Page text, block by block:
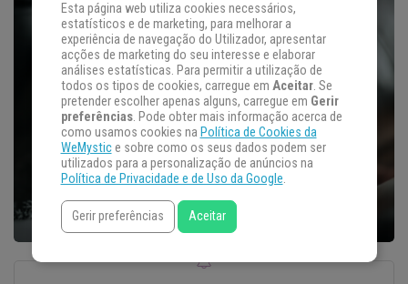
Esta página web utiliza cookies necessários,
estatísticos e de marketing, para melhorar a
experiência de navegação do Utilizador, apresentar
acções de marketing do seu interesse e elaborar
análises estatísticas. Para permitir a utilização de
todos os tipos de cookies, carregue em Aceitar. Se
pretender escolher apenas alguns, carregue em Gerir
preferências. Pode obter mais informação acerca de
como usamos cookies na Política de Cookies da
WeMystice sobre como os seus dados podem ser
utilizados para a personalização de anúncios na
Política de Privacidade e de Uso da Google.
Gerir preferências Aceitar